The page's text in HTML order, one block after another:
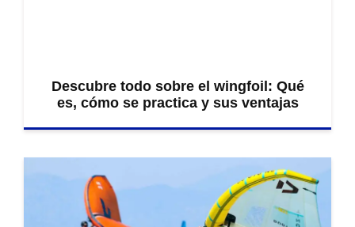
Descubre todo sobre el wingfoil: Qué
es, cómo se practica y sus ventajas